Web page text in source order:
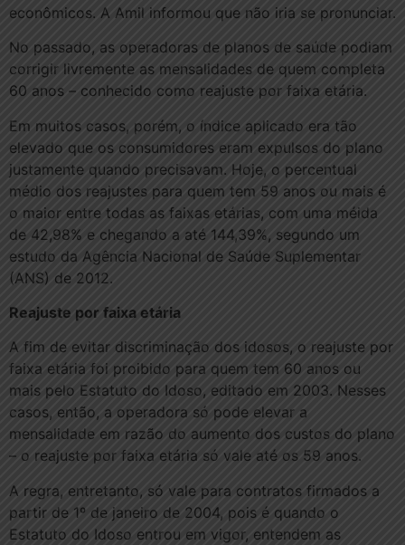
econômicos. A Amil informou que não iria se pronunciar.
No passado, as operadoras de planos de saúde podiam
corrigir livremente as mensalidades de quem completa
60 anos – conhecido como reajuste por faixa etária.
Em muitos casos, porém, o índice aplicado era tão
elevado que os consumidores eram expulsos do plano
justamente quando precisavam. Hoje, o percentual
médio dos reajustes para quem tem 59 anos ou mais é
o maior entre todas as faixas etárias, com uma méida
de 42,98% e chegando a até 144,39%, segundo um
estudo da Agência Nacional de Saúde Suplementar
(ANS) de 2012.
Reajuste por faixa etária
A fim de evitar discriminação dos idosos, o reajuste por
faixa etária foi proibido para quem tem 60 anos ou
mais pelo Estatuto do Idoso, editado em 2003. Nesses
casos, então, a operadora só pode elevar a
mensalidade em razão do aumento dos custos do plano
– o reajuste por faixa etária só vale até os 59 anos.
A regra, entretanto, só vale para contratos firmados a
partir de 1º de janeiro de 2004, pois é quando o
Estatuto do Idoso entrou em vigor, entendem as